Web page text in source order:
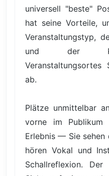
universell "beste"
hat seine Vorteile,
Veranstaltungstyp,
und der
Veranstaltungsortes
ab.
Plätze unmittelbar
vorne im Publikum
Erlebnis — Sie sehen
hören Vokal und
Schallreflexion.